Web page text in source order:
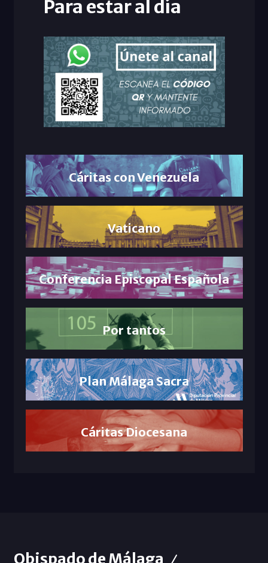
Para estar al día
Cáritas con Venezuela
Vaticano
Conferencia Episcopal Española
Por tantos
Plan Málaga Sacra
Cáritas Diocesana
Obispado de Málaga